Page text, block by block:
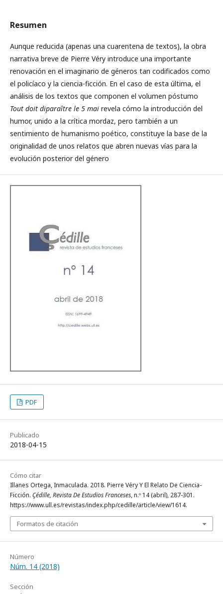
Resumen
Aunque reducida (apenas una cuarentena de textos), la obra
narrativa breve de Pierre Véry introduce una importante
renovación en el imaginario de géneros tan codificados como
el policíaco y la ciencia-ficción. En el caso de esta última, el
análisis de los textos que componen el volumen póstumo
Tout doit diparaître le 5 mai revela cómo la introducción del
humor, unido a la crítica mordaz, pero también a un
sentimiento de humanismo poético, constituye la base de la
originalidad de unos relatos que abren nuevas vías para la
evolución posterior del género
PDF
Publicado
2018-04-15
Cómo citar
Illanes Ortega, Inmaculada. 2018. Pierre Véry Y El Relato De Ciencia-
Ficción. Çédille, Revista De Estudios Franceses, n.º 14 (abril), 287-301.
https://www.ull.es/revistas/index.php/cedille/article/view/1614.
Formatos de citación
Número
Núm. 14 (2018)
Sección